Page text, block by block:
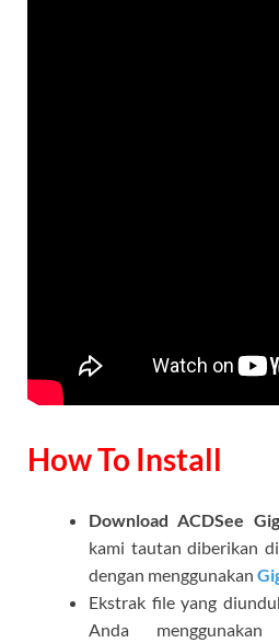
How To Install
Download ACDSee
kami tautan diberikan
dengan menggunakan
Ekstrak file yang
Anda